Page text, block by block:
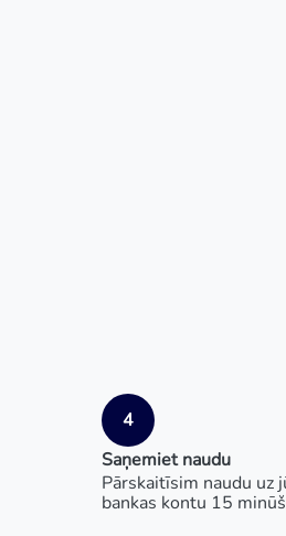
4
Saņemiet naudu
Pārskaitīsim naudu uz
bankas kontu 15